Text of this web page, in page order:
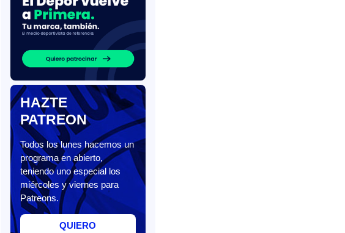
HAZTE
PATREON
Todos los lunes hacemos un
programa en abierto,
teniendo uno especial los
miércoles y viernes para
Patreons.
QUIERO